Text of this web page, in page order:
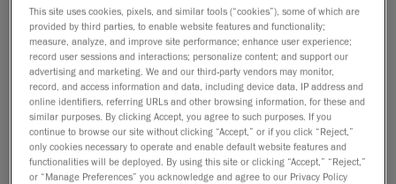
This site uses cookies, pixels, and similar tools (“cookies”), some of which are
provided by third parties, to enable website features and functionality;
measure, analyze, and improve site performance; enhance user experience;
record user sessions and interactions; personalize content; and support our
advertising and marketing. We and our third-party vendors may monitor,
record, and access information and data, including device data, IP address and
online identifiers, referring URLs and other browsing information, for these and
similar purposes. By clicking Accept, you agree to such purposes. If you
continue to browse our site without clicking “Accept,” or if you click “Reject,”
only cookies necessary to operate and enable default website features and
functionalities will be deployed. By using this site or clicking “Accept,” “Reject,”
or “Manage Preferences” you acknowledge and agree to our Privacy Policy